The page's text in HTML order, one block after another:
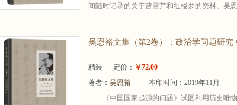
间随时记录的关于曹雪芹和红楼梦的资料。吴
吴恩裕文集（第2卷）：政治学问题研
精装 定价： ￥72.00
著者： 吴恩裕
本印时间：2019年11月
《中国国家起源的问题》试图利用历史唯